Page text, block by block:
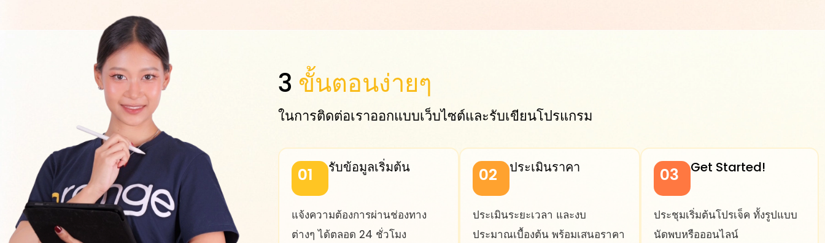
3 ขั้นตอนง่ายๆ
ในการติดต่อเราออกแบบเว็บไซต์และรับเขียนโปรแกรม
01 รับข้อมูลเริ่มต้น
แจ้งความต้องการผ่านช่องทาง
ต่างๆ ได้ตลอด 24 ชั่วโมง
02 ประเมินราคา
ประเมินระยะเวลา และงบ
ประมาณเบื้องต้น พร้อมเสนอราคา
03 Get Started!
ประชุมเริ่มต้นโปรเจ็ค ทั้งรูปแบบ
นัดพบหรือออนไลน์